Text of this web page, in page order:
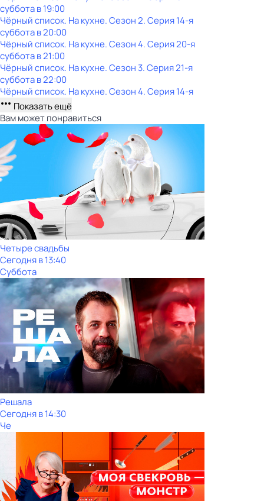
субботав19:00
Чёрный список. На кухне. Сезон 2. Серия 14-я
субботав20:00
Чёрный список. На кухне. Сезон 4. Серия 20-я
субботав21:00
Чёрный список. На кухне. Сезон 3. Серия 21-я
субботав22:00
Чёрный список. На кухне. Сезон 4. Серия 14-я
Показать ещё
Вам может понравиться
Четыре свадьбы
Сегодня в 13:40
Суббота
Решала
Сегодня в 14:30
Че